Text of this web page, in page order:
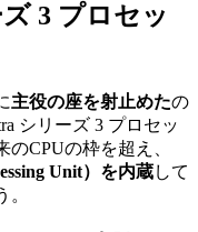
3 プロセッ
主役の座を射止めたの
シリーズ 3 プロセッ
CPUの枠を超え、
Unit）を内蔵して